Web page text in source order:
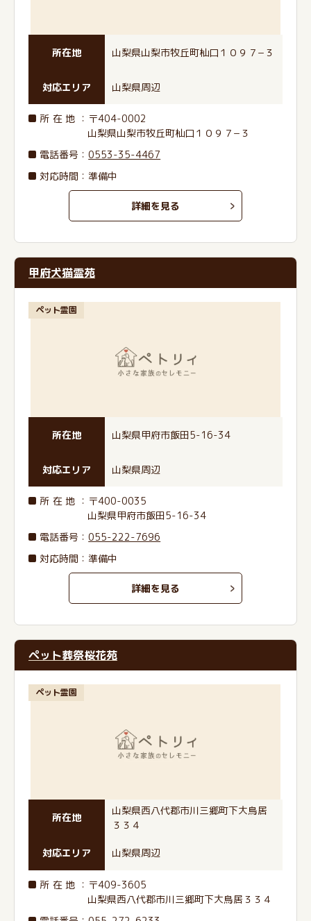
所在地 山梨県山梨市牧丘町杣口１０９７−３
対応エリア 山梨県周辺
所在地 ：〒404-0002
山梨県山梨市牧丘町杣口１０９７−３
電話番号 ：0553-35-4467
対応時間：準備中
詳細を見る
甲府犬猫霊苑
ペット霊園
所在地 山梨県甲府市飯田5-16-34
対応エリア 山梨県周辺
所在地 ：〒400-0035
山梨県甲府市飯田5-16-34
電話番号 ：055-222-7696
対応時間：準備中
詳細を見る
ペット葬祭桜花苑
ペット霊園
所在地
山梨県西八代郡市川三郷町下大鳥居
３３４
対応エリア 山梨県周辺
所在地 ：〒409-3605
山梨県西八代郡市川三郷町下大鳥居３３４